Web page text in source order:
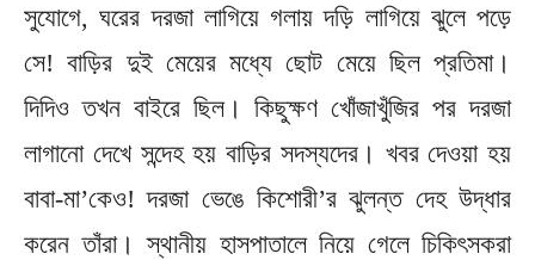
সুযোগে, ঘরের দরজা লাগিয়ে গলায় দড়ি লাগিয়ে ঝুলে পড়ে
সে! বাড়ির দুই মেয়ের মধ্যে ছোট মেয়ে ছিল প্রতিমা।
দিদিও তখন বাইরে ছিল। কিছুক্ষণ খোঁজাখুঁজির পর দরজা
লাগানো দেখে সন্দেহ হয় বাড়ির সদস্যদের। খবর দেওয়া হয়
বাবা-মা’কেও! দরজা ভেঙে কিশোরী’র ঝুলন্ত দেহ উদ্ধার
করেন তাঁরা। স্থানীয় হাসপাতালে নিয়ে গেলে চিকিৎসকরা